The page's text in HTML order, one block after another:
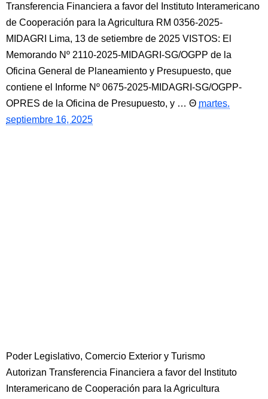
Transferencia Financiera a favor del Instituto Interamericano
de Cooperación para la Agricultura RM 0356-2025-
MIDAGRI Lima, 13 de setiembre de 2025 VISTOS: El
Memorando Nº 2110-2025-MIDAGRI-SG/OGPP de la
Oficina General de Planeamiento y Presupuesto, que
contiene el Informe Nº 0675-2025-MIDAGRI-SG/OGPP-
OPRES de la Oficina de Presupuesto, y …
martes,
septiembre 16, 2025
Poder Legislativo, Comercio Exterior y Turismo
Autorizan Transferencia Financiera a favor del Instituto
Interamericano de Cooperación para la Agricultura